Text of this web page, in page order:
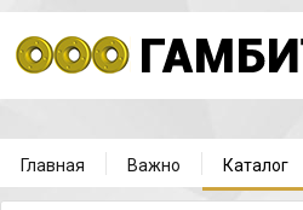
Главная Важно Каталог